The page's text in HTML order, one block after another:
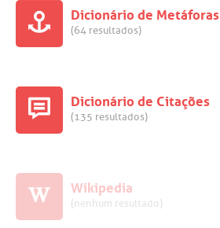
Dicionário de Metáforas
(64 resultados)
Dicionário de Citações
(135 resultados)
Wikipedia
(nenhum resultado)